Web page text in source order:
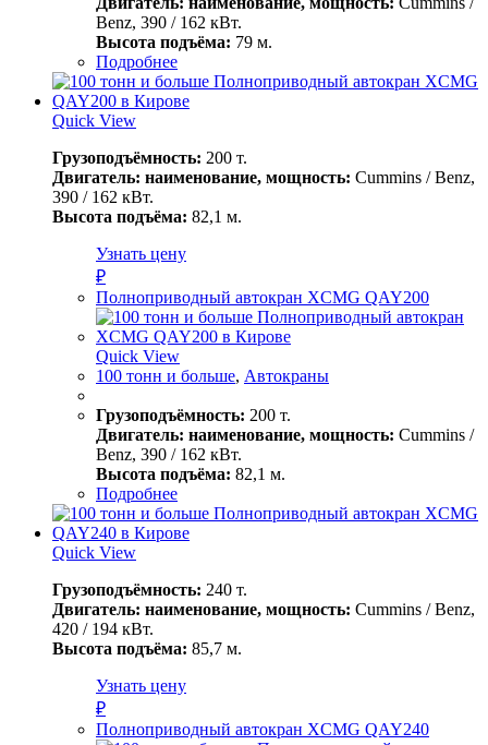
Benz, 390 / 162 кВт.
Высота подъёма: 79 м.
Подробнее
Quick View
Грузоподъёмность: 200 т.
Двигатель: наименование, мощность: Cummins / Benz,
390 / 162 кВт.
Высота подъёма: 82,1 м.
Узнать цену
₽
Полноприводный автокран XCMG QAY200
Quick View
100 тонн и больше, Автокраны
Грузоподъёмность: 200 т.
Двигатель: наименование, мощность: Cummins /
Benz, 390 / 162 кВт.
Высота подъёма: 82,1 м.
Подробнее
Quick View
Грузоподъёмность: 240 т.
Двигатель: наименование, мощность: Cummins / Benz,
420 / 194 кВт.
Высота подъёма: 85,7 м.
Узнать цену
₽
Полноприводный автокран XCMG QAY240